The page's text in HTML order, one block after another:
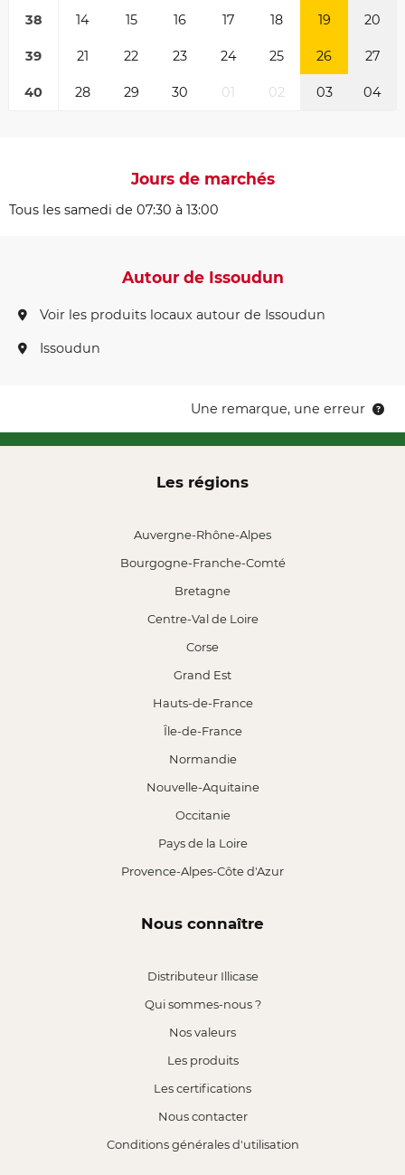
38 14 15 16 17 18 19 20
39 21 22 23 24 25 26 27
40 28 29 30 01 02 03 04
Jours de marchés
Tous les samedi de 07:30 à 13:00
Autour de Issoudun
Voir les produits locaux autour de Issoudun
Issoudun
Une remarque, une erreur
Les régions
Auvergne-Rhône-Alpes
Bourgogne-Franche-Comté
Bretagne
Centre-Val de Loire
Corse
Grand Est
Hauts-de-France
Île-de-France
Normandie
Nouvelle-Aquitaine
Occitanie
Pays de la Loire
Provence-Alpes-Côte d'Azur
Nous connaître
Distributeur Illicase
Qui sommes-nous ?
Nos valeurs
Les produits
Les certifications
Nous contacter
Conditions générales d'utilisation